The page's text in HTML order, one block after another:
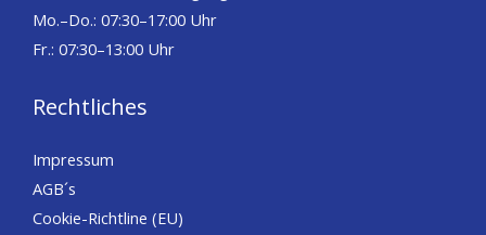
Mo.–Do.: 07:30–17:00 Uhr
Fr.: 07:30–13:00 Uhr
Rechtliches
Impressum
AGB´s
Cookie-Richtline (EU)